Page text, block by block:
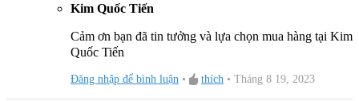
Kim Quốc Tiến
Cảm ơn bạn đã tin tưởng và lựa chọn mua hàng tại Kim
Quốc Tiến
Đăng nhập để bình luận • thích • Tháng 8 19, 2023